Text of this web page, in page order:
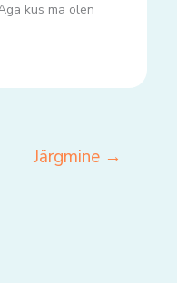
kus ma olen
Järgmine →